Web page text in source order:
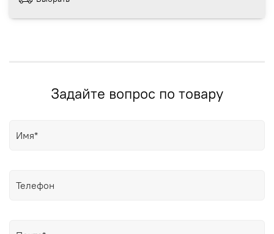
Задайте вопрос по товару